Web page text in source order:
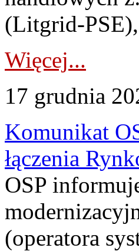
(Litgrid-
Więcej...
17 grudnia
Komunikat
łączenia
OSP
(operatora